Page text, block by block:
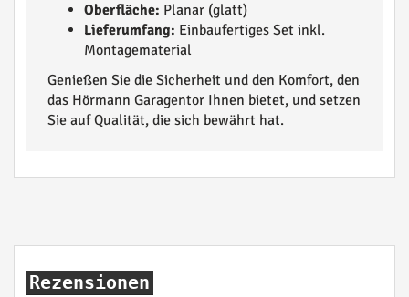
Oberfläche: Planar (glatt)
Lieferumfang: Einbaufertiges Set inkl.
Montagematerial
Genießen Sie die Sicherheit und den Komfort, den
das Hörmann Garagentor Ihnen bietet, und setzen
Sie auf Qualität, die sich bewährt hat.
Rezensionen